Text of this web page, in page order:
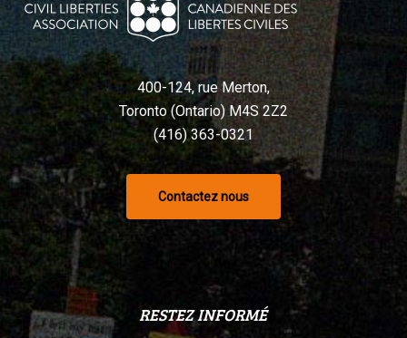
400-124, rue Merton,
Toronto (Ontario) M4S 2Z2
(416) 363-0321
Contactez nous
RESTEZ INFORMÉ